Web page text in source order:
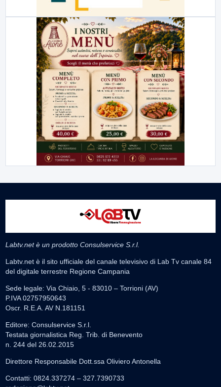
Labtv.net è un prodotto Consulservice S.r.l.
Labtv.net è il sito ufficiale del canale televisivo di Lab Tv canale 84
del digitale terrestre Regione Campania
Sede legale: Via Chiaio, 5 - 83010 – Torrioni (AV)
P.IVA 02757950643
Oscr. R.E.A. AV N.181151
Editore: Consulservice S.r.l.
Testata giornalistica Reg. Trib. di Benevento
n. 244 del 26.02.2015
Direttore Responsabile Dott.ssa Oliviero Antonella
Contatti: 0824.337274 – 327.7390733